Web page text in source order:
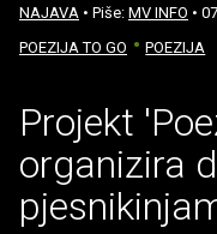
NAJAVA • Piše: MV INFO •
POEZIJA TO GO
POEZIJA
Projekt
organizira